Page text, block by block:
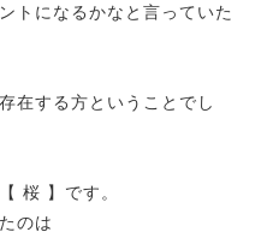
トになるかなと言っていた
在する方ということでし
桜 】です。
のは